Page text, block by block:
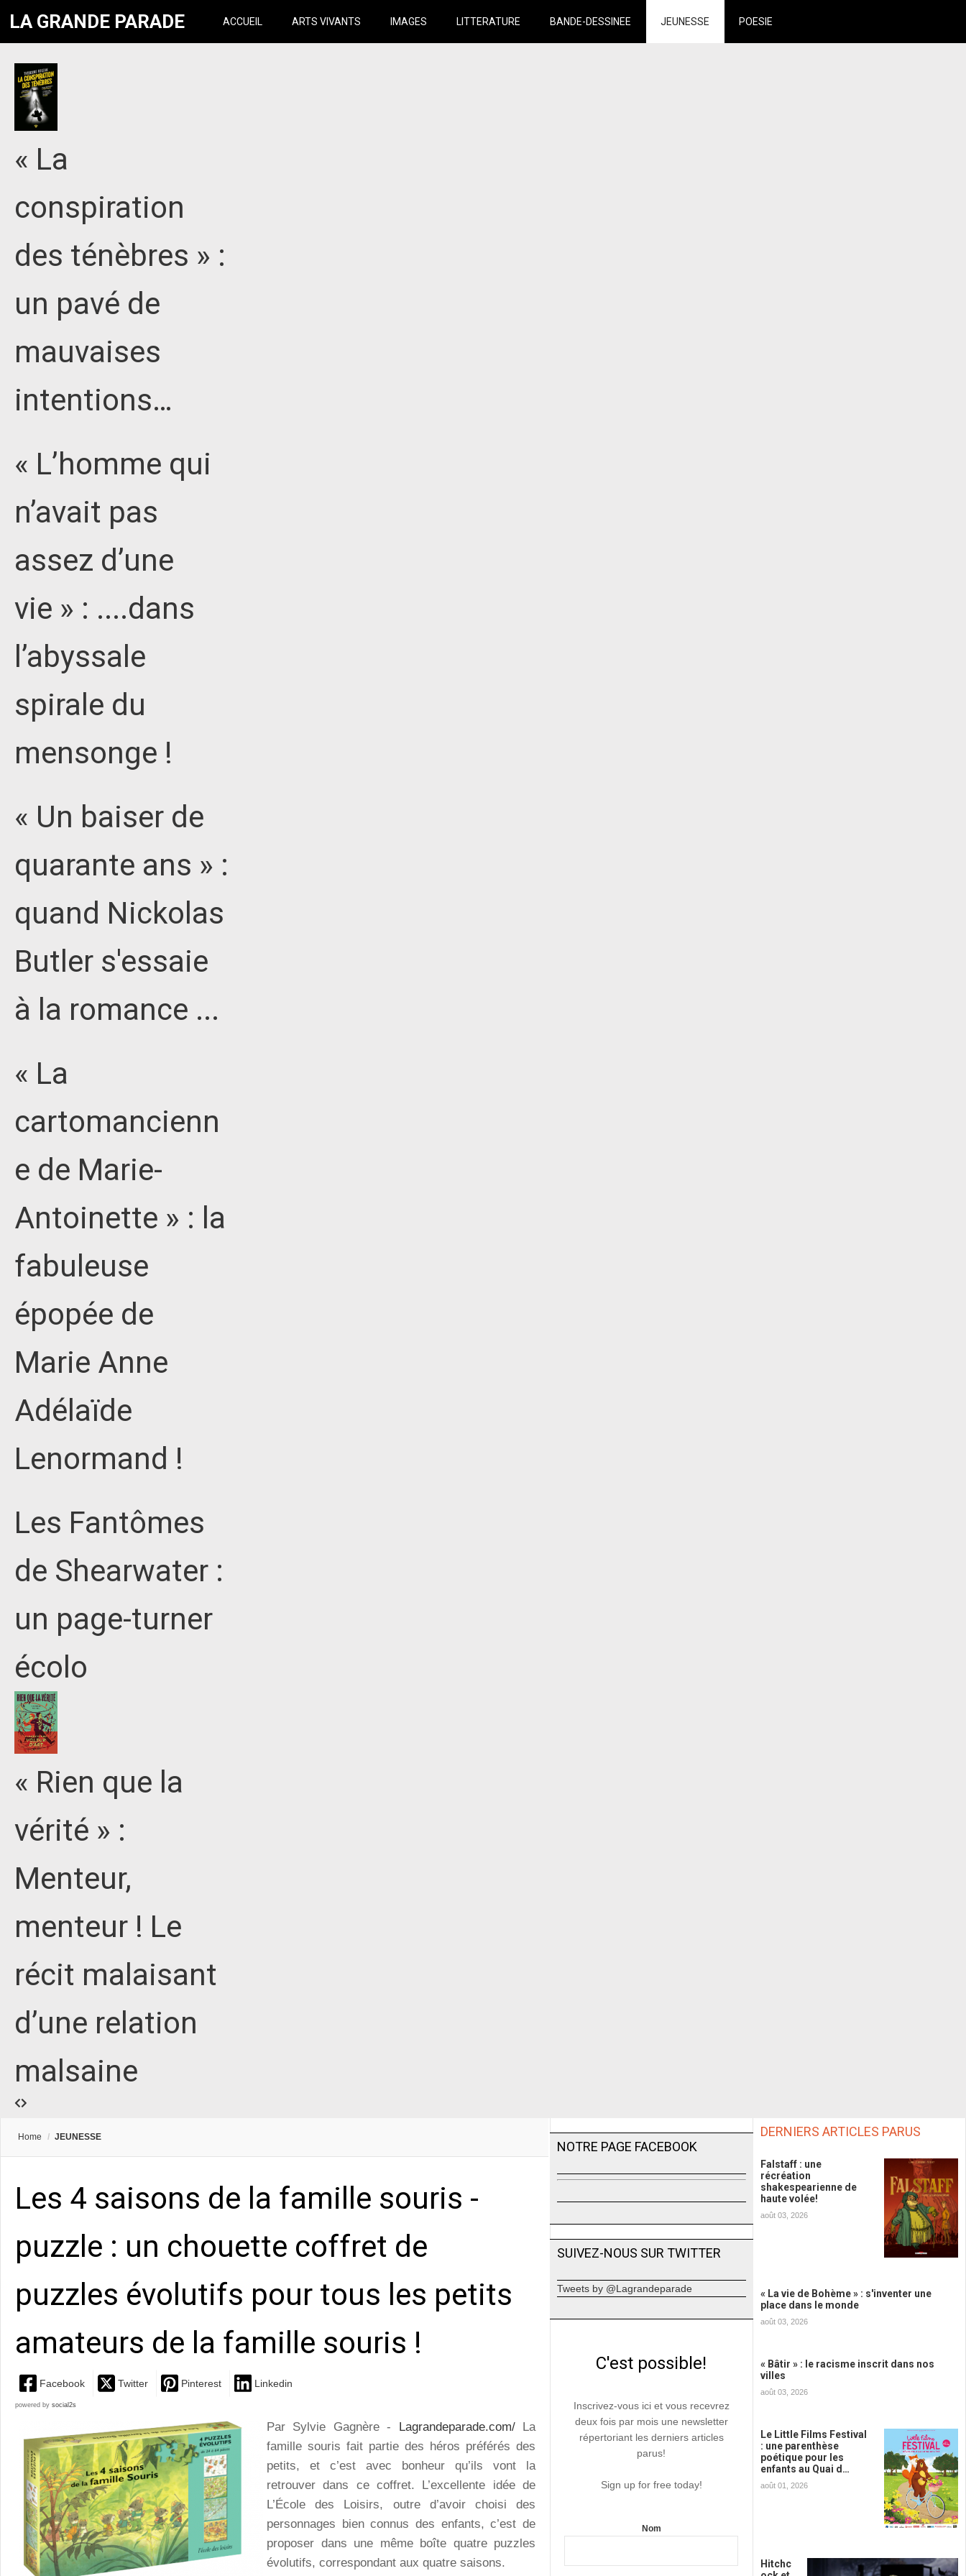
LA GRANDE PARADE ACCUEIL ARTS VIVANTS IMAGES LITTERATURE BANDE-DESSINEE JEUNESSE POESIE
« La
conspiration
des ténèbres » :
un pavé de
mauvaises
intentions…
« L’homme qui
n’avait pas
assez d’une
vie » : ....dans
l’abyssale
spirale du
mensonge !
« Un baiser de
quarante ans » :
quand Nickolas
Butler s'essaie
à la romance ...
« La
cartomancienn
e de Marie-
Antoinette » : la
fabuleuse
épopée de
Marie Anne
Adélaïde
Lenormand !
Les Fantômes
de Shearwater :
un page-turner
écolo
« Rien que la
vérité » :
Menteur,
menteur ! Le
récit malaisant
d’une relation
malsaine
Home / JEUNESSE
Les 4 saisons de la famille souris -
puzzle : un chouette coffret de
puzzles évolutifs pour tous les petits
amateurs de la famille souris !
Facebook Twitter Pinterest Linkedin
powered by social2s
Par Sylvie Gagnère - Lagrandeparade.com/ La
famille souris fait partie des héros préférés des
petits, et c’est avec bonheur qu’ils vont la
retrouver dans ce coffret. L’excellente idée de
L’École des Loisirs, outre d’avoir choisi des
personnages bien connus des enfants, c’est de
proposer dans une même boîte quatre puzzles
évolutifs, correspondant aux quatre saisons.
NOTRE PAGE FACEBOOK
SUIVEZ-NOUS SUR TWITTER
Tweets by @Lagrandeparade
C'est possible!
Inscrivez-vous ici et vous recevrez
deux fois par mois une newsletter
répertoriant les derniers articles
parus!
Sign up for free today!
Nom
DERNIERS ARTICLES PARUS
Falstaff : une
récréation
shakespearienne de
haute volée!
août 03, 2026
« La vie de Bohème » : s'inventer une
place dans le monde
août 03, 2026
« Bâtir » : le racisme inscrit dans nos
villes
août 03, 2026
Le Little Films Festival
: une parenthèse
poétique pour les
enfants au Quai d…
août 01, 2026
Hitchc